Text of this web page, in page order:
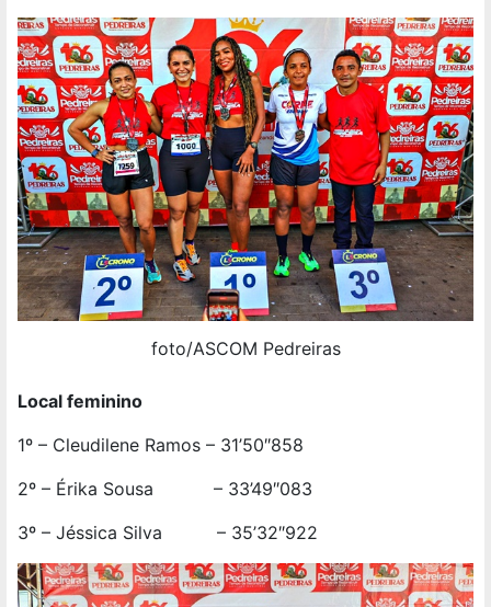
foto/ASCOM Pedreiras
Local feminino
1º – Cleudilene Ramos – 31’50″858
2º – Érika Sousa – 33’49″083
3º – Jéssica Silva – 35’32″922